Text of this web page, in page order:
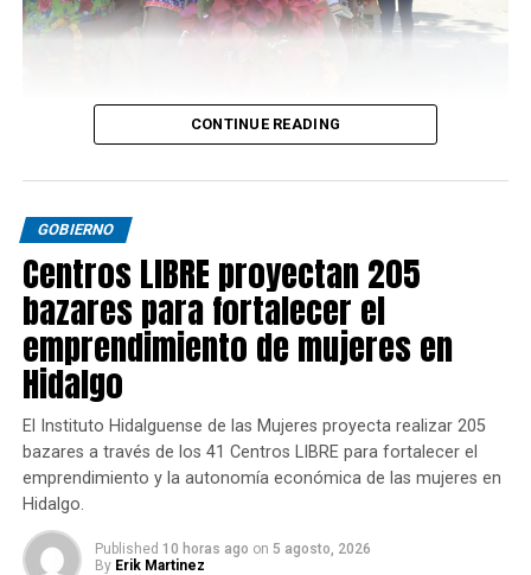
CONTINUE READING
GOBIERNO
Centros LIBRE proyectan 205
bazares para fortalecer el
emprendimiento de mujeres en
Hidalgo
El Instituto Hidalguense de las Mujeres proyecta realizar 205
bazares a través de los 41 Centros LIBRE para fortalecer el
emprendimiento y la autonomía económica de las mujeres en
Hidalgo.
Published 10 horas ago on 5 agosto, 2026
By Erik Martinez